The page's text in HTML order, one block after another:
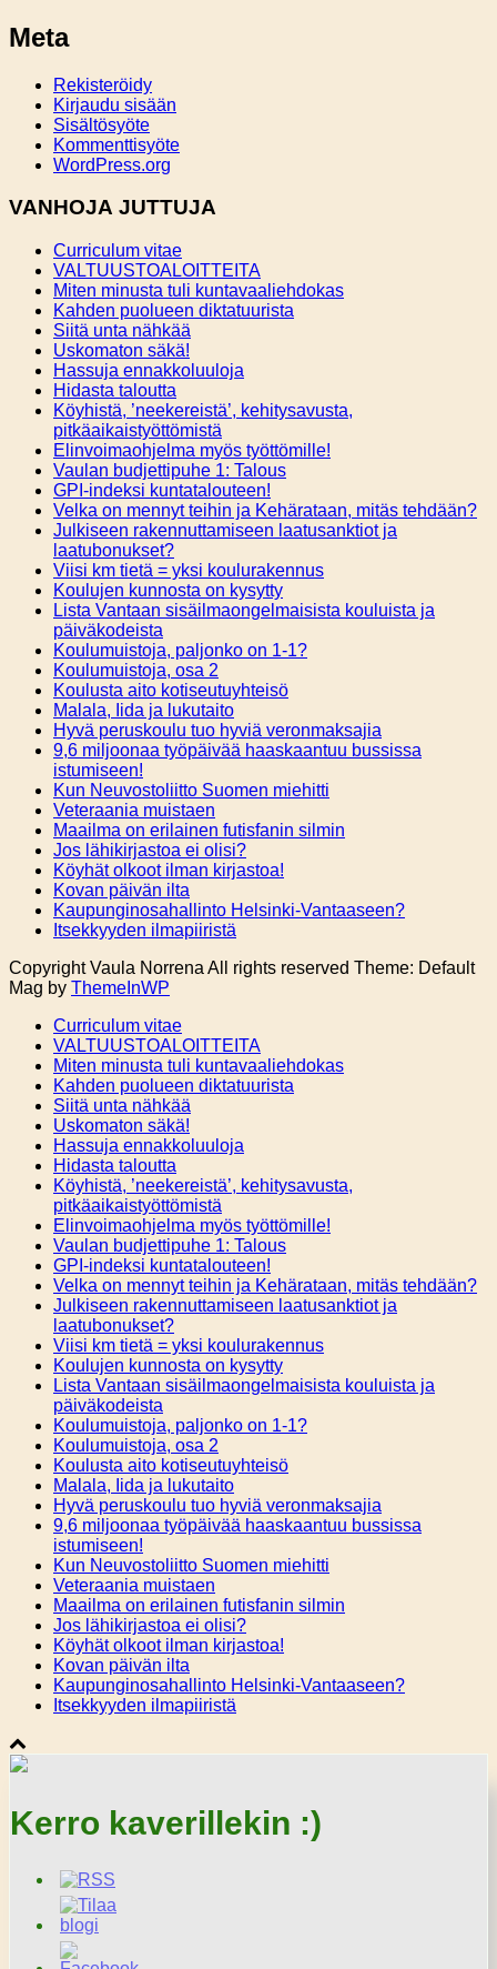
Meta
Rekisteröidy
Kirjaudu sisään
Sisältösyöte
Kommenttisyöte
WordPress.org
VANHOJA JUTTUJA
Curriculum vitae
VALTUUSTOALOITTEITA
Miten minusta tuli kuntavaaliehdokas
Kahden puolueen diktatuurista
Siitä unta nähkää
Uskomaton säkä!
Hassuja ennakkoluuloja
Hidasta taloutta
Köyhistä, ’neekereistä’, kehitysavusta,
pitkäaikaistyöttömistä
Elinvoimaohjelma myös työttömille!
Vaulan budjettipuhe 1: Talous
GPI-indeksi kuntatalouteen!
Velka on mennyt teihin ja Kehärataan, mitäs tehdään?
Julkiseen rakennuttamiseen laatusanktiot ja
laatubonukset?
Viisi km tietä = yksi koulurakennus
Koulujen kunnosta on kysytty
Lista Vantaan sisäilmaongelmaisista kouluista ja
päiväkodeista
Koulumuistoja, paljonko on 1-1?
Koulumuistoja, osa 2
Koulusta aito kotiseutuyhteisö
Malala, Iida ja lukutaito
Hyvä peruskoulu tuo hyviä veronmaksajia
9,6 miljoonaa työpäivää haaskaantuu bussissa
istumiseen!
Kun Neuvostoliitto Suomen miehitti
Veteraania muistaen
Maailma on erilainen futisfanin silmin
Jos lähikirjastoa ei olisi?
Köyhät olkoot ilman kirjastoa!
Kovan päivän ilta
Kaupunginosahallinto Helsinki-Vantaaseen?
Itsekkyyden ilmapiiristä
Copyright Vaula Norrena All rights reserved Theme: Default
Mag by ThemeInWP
Curriculum vitae
VALTUUSTOALOITTEITA
Miten minusta tuli kuntavaaliehdokas
Kahden puolueen diktatuurista
Siitä unta nähkää
Uskomaton säkä!
Hassuja ennakkoluuloja
Hidasta taloutta
Köyhistä, ’neekereistä’, kehitysavusta,
pitkäaikaistyöttömistä
Elinvoimaohjelma myös työttömille!
Vaulan budjettipuhe 1: Talous
GPI-indeksi kuntatalouteen!
Velka on mennyt teihin ja Kehärataan, mitäs tehdään?
Julkiseen rakennuttamiseen laatusanktiot ja
laatubonukset?
Viisi km tietä = yksi koulurakennus
Koulujen kunnosta on kysytty
Lista Vantaan sisäilmaongelmaisista kouluista ja
päiväkodeista
Koulumuistoja, paljonko on 1-1?
Koulumuistoja, osa 2
Koulusta aito kotiseutuyhteisö
Malala, Iida ja lukutaito
Hyvä peruskoulu tuo hyviä veronmaksajia
9,6 miljoonaa työpäivää haaskaantuu bussissa
istumiseen!
Kun Neuvostoliitto Suomen miehitti
Veteraania muistaen
Maailma on erilainen futisfanin silmin
Jos lähikirjastoa ei olisi?
Köyhät olkoot ilman kirjastoa!
Kovan päivän ilta
Kaupunginosahallinto Helsinki-Vantaaseen?
Itsekkyyden ilmapiiristä
Kerro kaverillekin :)